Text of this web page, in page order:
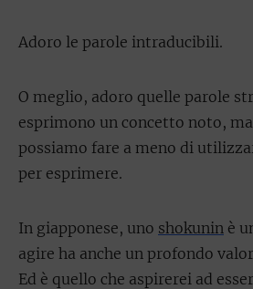
Adoro le parole intraducibili.
O meglio, adoro quelle parole
esprimono un concetto noto,
possiamo fare a meno di
per esprimere.
In giapponese, uno shokunin è
agire ha anche un profondo
Ed è quello che aspirerei ad